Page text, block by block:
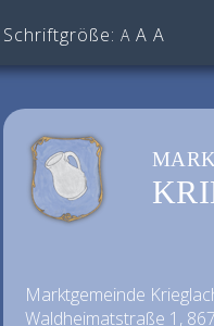
Schriftgröße: A A A
Marktgemeinde
Waldheimatstraße 1,